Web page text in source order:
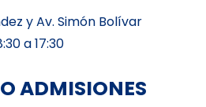
y Av. Simón Bolívar
a 17:30
ADMISIONES